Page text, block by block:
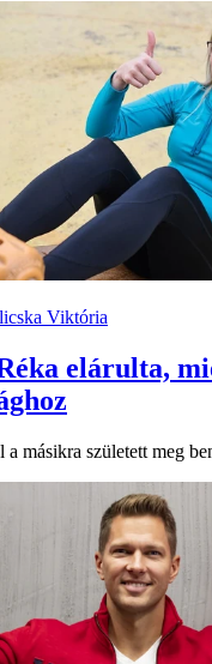
Viktória
elárulta,
másikra született meg